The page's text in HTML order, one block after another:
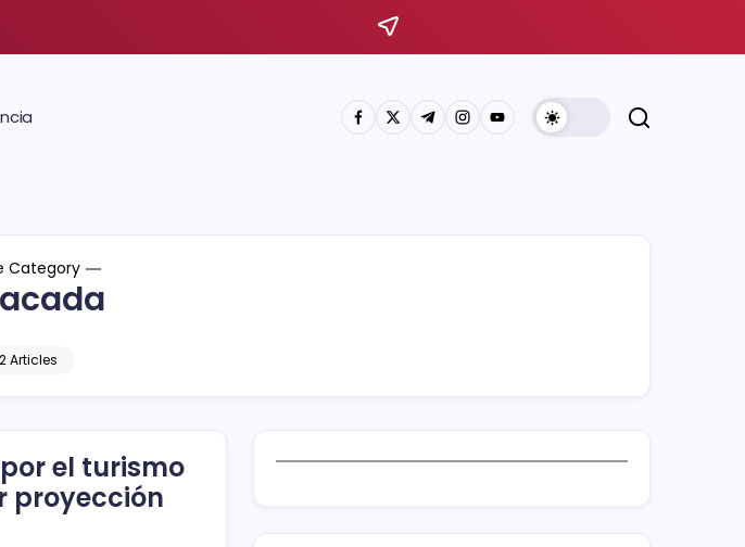
Category
Articles
el turismo
proyección